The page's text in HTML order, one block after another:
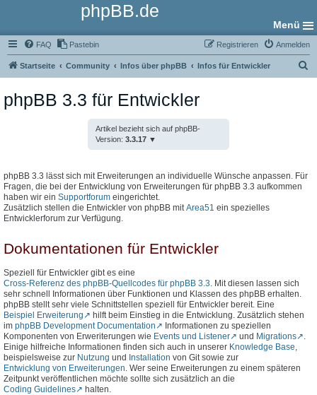
phpBB.de
Menü
FAQ Pastebin Anmelden
Registrieren
Startseite Community Infos über phpBB Infos für Entwickler
phpBB 3.3 für Entwickler
Artikel bezieht sich auf phpBB-
Version: 3.3.17
phpBB 3.3 lässt sich mit Erweiterungen an individuelle Wünsche anpassen. Für
Fragen, die bei der Entwicklung von Erweiterungen für phpBB 3.3 aufkommen
haben wir ein Supportforum eingerichtet.
Zusätzlich stellen die Entwickler von phpBB mit Area51 ein spezielles
Entwicklerforum zur Verfügung.
Dokumentationen für Entwickler
Speziell für Entwickler gibt es eine
Cross-Referenz des phpBB-Quellcodes für phpBB 3.3. Mit diesen lassen sich
sehr schnell Informationen über Funktionen und Klassen des phpBB erhalten.
phpBB stellt sehr viele Schnittstellen speziell für Entwickler bereit. Eine
Beispiel Erweiterung
hilft beim Einstieg in die Entwicklung. Zusätzlich stehen
im phpBB Development Documentation
Informationen zu speziellen
Komponenten von Erweriterungen wie Events und Listener und Migrations
.
Einige hilfreiche Informationen finden sich auch in unserer Knowledge Base,
beispielsweise zur Nutzung und Installation von Git sowie zur
Entwicklung von Erweiterungen. Wer seine Erweiterungen zu einem späteren
Zeitpunkt veröffentlichen möchte sollte sich zusätzlich an die
Coding Guidelines
halten.